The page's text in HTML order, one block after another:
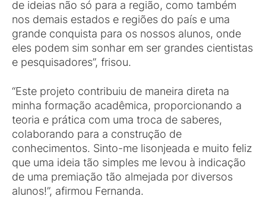
de ideias não só para a região, como também
nos demais estados e regiões do país e uma
grande conquista para os nossos alunos, onde
eles podem sim sonhar em ser grandes cientistas
e pesquisadores”, frisou.
“Este projeto contribuiu de maneira direta na
minha formação acadêmica, proporcionando a
teoria e prática com uma troca de saberes,
colaborando para a construção de
conhecimentos. Sinto-me lisonjeada e muito feliz
que uma ideia tão simples me levou à indicação
de uma premiação tão almejada por diversos
alunos!”, afirmou Fernanda.